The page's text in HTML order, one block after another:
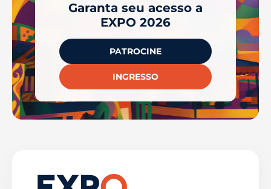
Garanta seu acesso a
EXPO 2026
PATROCINE
INGRESSO